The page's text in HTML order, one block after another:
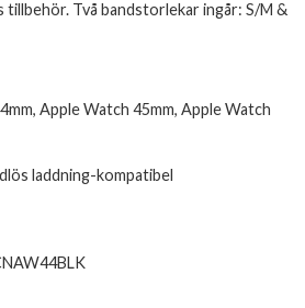
Två bandstorlekar ingår: S/M &
Apple Watch 45mm, Apple Watch
laddning-kompatibel